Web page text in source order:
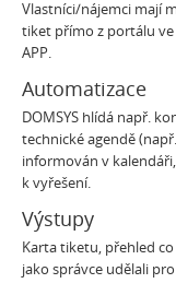
Vlastníci/nájemci mají
tiket přímo z portálu ve
APP.
Automatizace
DOMSYS hlídá např.
technické agendě
informován v
k vyřešení.
Výstupy
Karta tiketu, přehled
jako správce udělali